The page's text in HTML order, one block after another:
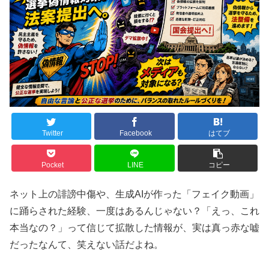
Twitter Facebook はてブ
Pocket LINE コピー
ネット上の誹謗中傷や、生成AIが作った「フェイク動画」
に踊らされた経験、一度はあるんじゃない？「えっ、これ
本当なの？」って信じて拡散した情報が、実は真っ赤な嘘
だったなんて、笑えない話だよね。